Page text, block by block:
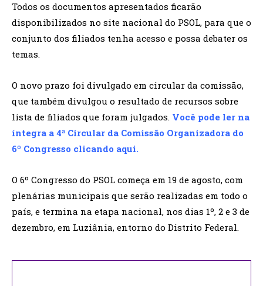
Todos os documentos apresentados ficarão
disponibilizados no site nacional do PSOL, para que o
conjunto dos filiados tenha acesso e possa debater os
temas.
O novo prazo foi divulgado em circular da comissão,
que também divulgou o resultado de recursos sobre
lista de filiados que foram julgados. Você pode ler na
íntegra a 4ª Circular da Comissão Organizadora do
6º Congresso clicando aqui.
O 6º Congresso do PSOL começa em 19 de agosto, com
plenárias municipais que serão realizadas em todo o
país, e termina na etapa nacional, nos dias 1º, 2 e 3 de
dezembro, em Luziânia, entorno do Distrito Federal.